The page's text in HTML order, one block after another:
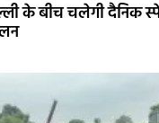
के बीच चलेगी दैनिक